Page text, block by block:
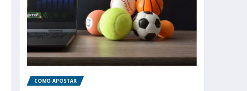
COMO APOSTAR